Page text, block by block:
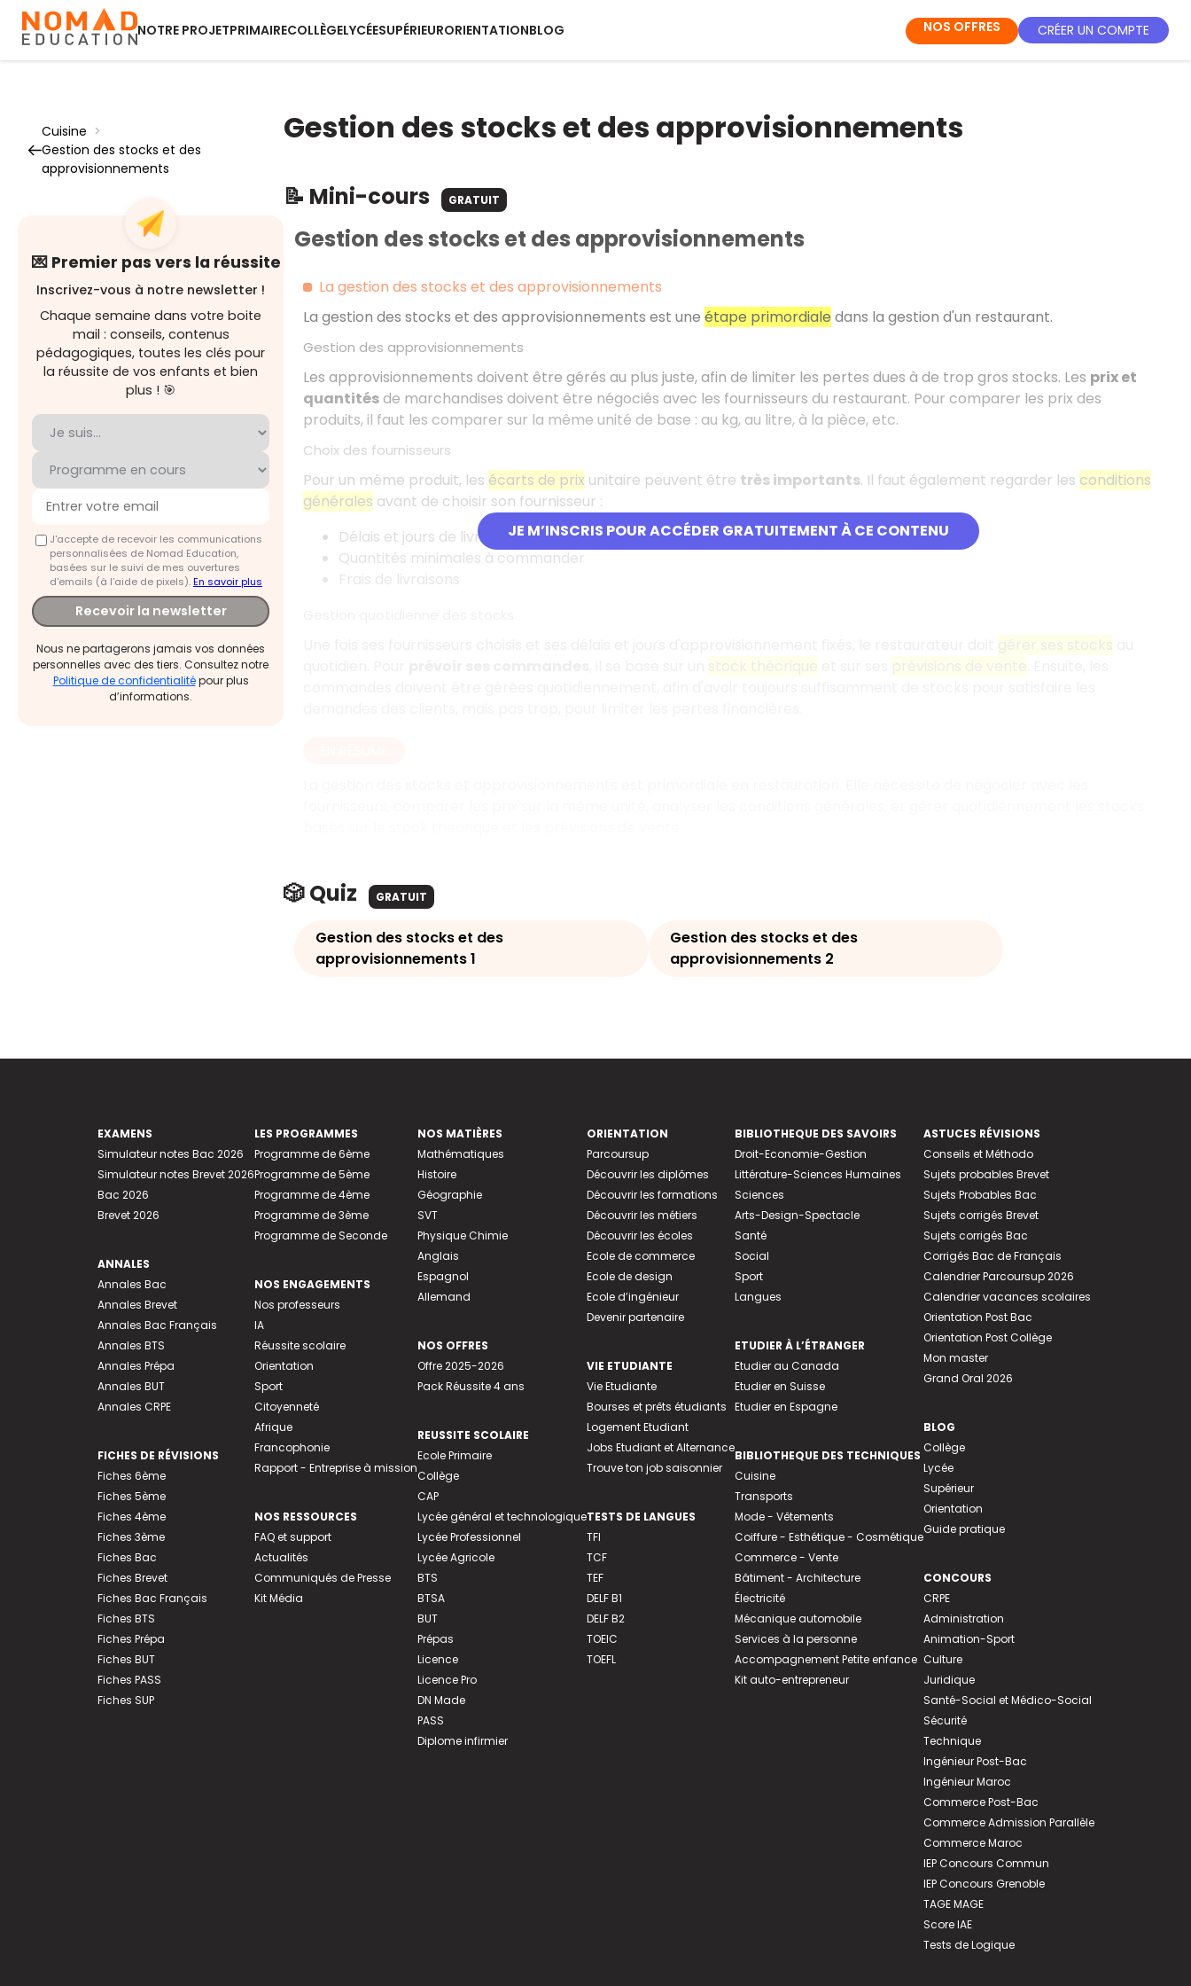
NOTRE PROJETPRIMAIRECOLLÈGELYCÉESUPÉRIEURORIENTATIONBLOG NOS OFFRES CRÉER UN COMPTE
Cuisine >
Gestion des stocks et des
approvisionnements
💌 Premier pas vers la réussite
Inscrivez-vous à notre newsletter !
Chaque semaine dans votre boite
mail : conseils, contenus
pédagogiques, toutes les clés pour
la réussite de vos enfants et bien
plus ! 🎯
J'accepte de recevoir les communications
personnalisées de Nomad Education,
basées sur le suivi de mes ouvertures
d'emails (à l’aide de pixels).En savoir plus
Recevoir la newsletter
Nous ne partagerons jamais vos données
personnelles avec des tiers. Consultez notre
Politique de confidentialitépour plus
d’informations.
Gestion des stocks et des approvisionnements
📝 Mini-cours GRATUIT
JE M’INSCRIS POUR ACCÉDER GRATUITEMENT À CE CONTENU
Gestion des stocks et des approvisionnements
La gestion des stocks et des approvisionnements
La gestion des stocks et des approvisionnements est une étape primordiale dans la gestion d'un restaurant.
Gestion des approvisionnements
Les approvisionnements doivent être gérés au plus juste, afin de limiter les pertes dues à de trop gros stocks. Les prix et
quantitésde marchandises doivent être négociés avec les fournisseurs du restaurant. Pour comparer les prix des
produits, il faut les comparer sur la même unité de base : au kg, au litre, à la pièce, etc.
Choix des fournisseurs
Pour un même produit, les écarts de prix unitaire peuvent être très importants. Il faut également regarder les conditions
générales avant de choisir son fournisseur :
Délais et jours de livraisons
Quantités minimales à commander
Frais de livraisons
🎲 Quiz GRATUIT
Gestion des stocks et des
approvisionnements 1
Gestion des stocks et des
approvisionnements 2
EXAMENS
Simulateur notes Bac 2026
Simulateur notes Brevet 2026
Bac 2026
Brevet 2026
ANNALES
Annales Bac
Annales Brevet
Annales Bac Français
Annales BTS
Annales Prépa
Annales BUT
Annales CRPE
FICHES DE RÉVISIONS
Fiches 6ème
Fiches 5ème
Fiches 4ème
Fiches 3ème
Fiches Bac
Fiches Brevet
Fiches Bac Français
Fiches BTS
Fiches Prépa
Fiches BUT
Fiches PASS
Fiches SUP
LES PROGRAMMES
Programme de 6ème
Programme de 5ème
Programme de 4ème
Programme de 3ème
Programme de Seconde
NOS ENGAGEMENTS
Nos professeurs
IA
Réussite scolaire
Orientation
Sport
Citoyenneté
Afrique
Francophonie
Rapport - Entreprise à mission
NOS RESSOURCES
FAQ et support
Actualités
Communiqués de Presse
Kit Média
NOS MATIÈRES
Mathématiques
Histoire
Géographie
SVT
Physique Chimie
Anglais
Espagnol
Allemand
NOS OFFRES
Offre 2025-2026
Pack Réussite 4 ans
REUSSITE SCOLAIRE
Ecole Primaire
Collège
CAP
Lycée général et technologique
Lycée Professionnel
Lycée Agricole
BTS
BTSA
BUT
Prépas
Licence
Licence Pro
DN Made
PASS
Diplome infirmier
ORIENTATION
Parcoursup
Découvrir les diplômes
Découvrir les formations
Découvrir les métiers
Découvrir les écoles
Ecole de commerce
Ecole de design
Ecole d’ingénieur
Devenir partenaire
VIE ETUDIANTE
Vie Etudiante
Bourses et prêts étudiants
Logement Etudiant
Jobs Etudiant et Alternance
Trouve ton job saisonnier
TESTS DE LANGUES
TFI
TCF
TEF
DELF B1
DELF B2
TOEIC
TOEFL
BIBLIOTHEQUE DES SAVOIRS
Droit-Economie-Gestion
Littérature-Sciences Humaines
Sciences
Arts-Design-Spectacle
Santé
Social
Sport
Langues
ETUDIER À L’ÉTRANGER
Etudier au Canada
Etudier en Suisse
Etudier en Espagne
BIBLIOTHEQUE DES TECHNIQUES
Cuisine
Transports
Mode - Vêtements
Coiffure - Esthétique - Cosmétique
Commerce - Vente
Bâtiment - Architecture
Électricité
Mécanique automobile
Services à la personne
Accompagnement Petite enfance
Kit auto-entrepreneur
ASTUCES RÉVISIONS
Conseils et Méthodo
Sujets probables Brevet
Sujets Probables Bac
Sujets corrigés Brevet
Sujets corrigés Bac
Corrigés Bac de Français
Calendrier Parcoursup 2026
Calendrier vacances scolaires
Orientation Post Bac
Orientation Post Collège
Mon master
Grand Oral 2026
BLOG
Collège
Lycée
Supérieur
Orientation
Guide pratique
CONCOURS
CRPE
Administration
Animation-Sport
Culture
Juridique
Santé-Social et Médico-Social
Sécurité
Technique
Ingénieur Post-Bac
Ingénieur Maroc
Commerce Post-Bac
Commerce Admission Parallèle
Commerce Maroc
IEP Concours Commun
IEP Concours Grenoble
TAGE MAGE
Score IAE
Tests de Logique